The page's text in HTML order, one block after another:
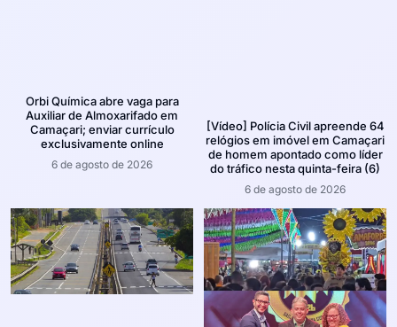
Orbi Química abre vaga para
Auxiliar de Almoxarifado em
Camaçari; enviar currículo
exclusivamente online
6 de agosto de 2026
[Vídeo] Polícia Civil apreende 64
relógios em imóvel em Camaçari
de homem apontado como líder
do tráfico nesta quinta-feira (6)
6 de agosto de 2026